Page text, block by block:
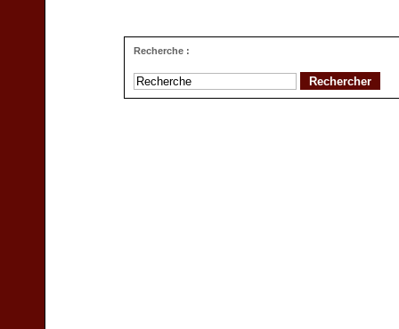
Recherche :